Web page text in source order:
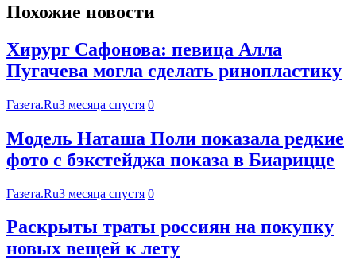
Похожие новости
Хирург Сафонова: певица Алла
Пугачева могла сделать ринопластику
Газета.Ru3 месяца спустя 0
Модель Наташа Поли показала редкие
фото с бэкстейджа показа в Биарицце
Газета.Ru3 месяца спустя 0
Раскрыты траты россиян на покупку
новых вещей к лету